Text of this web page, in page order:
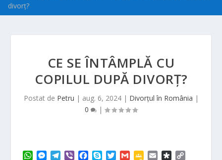
divorț?
CE SE ÎNTÂMPLĂ CU
COPILUL DUPĂ DIVORȚ?
Postat de Petru | aug. 6, 2024| Divorțul în România |
0
|
W
M
T
V
T
G
G
D